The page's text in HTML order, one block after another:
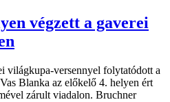
végzett a gaverei
világkupa-versennyel folytatódott a
Blanka az előkelő 4. helyen ért
zárult viadalon. Bruchner